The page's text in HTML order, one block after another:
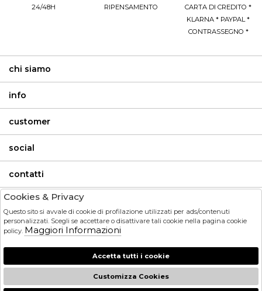
24/48H
RIPENSAMENTO
CARTA DI CREDITO *
KLARNA * PAYPAL *
CONTRASSEGNO *
chi siamo
info
customer
social
contatti
HO LETTO ED ACCETTATO LE CONDIZIONI SULLA PRIVACY.
Cookies & Privacy
Questo sito si avvale di cookie di profilazione utilizzati per ads/contenuti
personalizzati. Scegli se accettare o disattivare tali cookie nella pagina cookie
policy. Maggiori Informazioni
Accetta tutti i cookie
Customizza Cookies